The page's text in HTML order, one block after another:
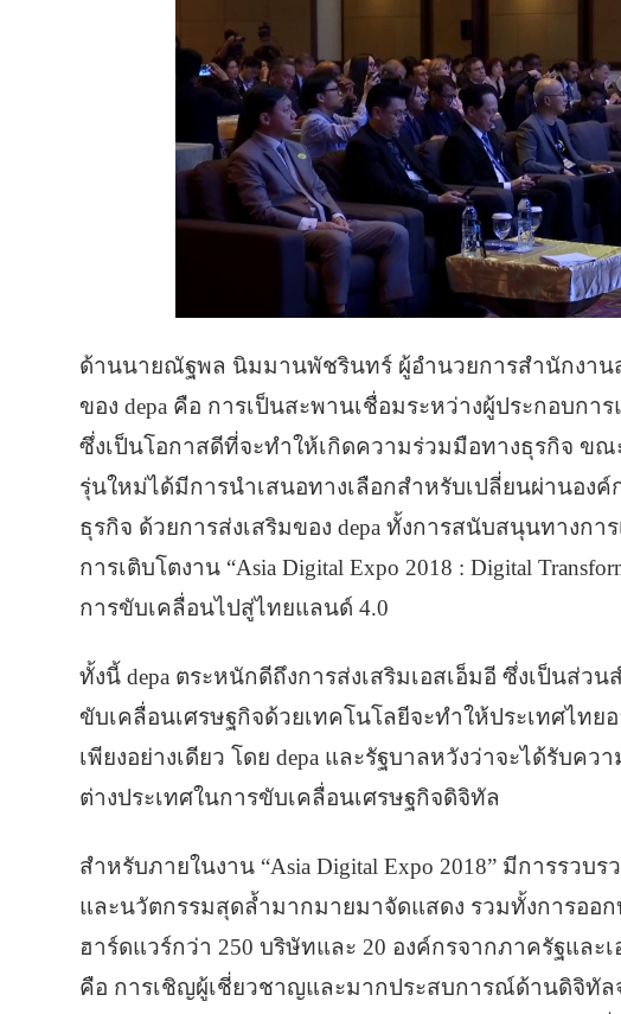
ด้านนายณัฐพล นิมมานพัชรินทร์ ผู้อำนวยการสำนักงาน
ของ depa คือ การเป็นสะพานเชื่อมระหว่างผู้ประกอบก
ซึ่งเป็นโอกาสดีที่จะทำให้เกิดความร่วมมือทางธุรกิจ ข
รุ่นใหม่ได้มีการนำเสนอทางเลือกสำหรับเปลี่ยนผ่านองค์
ธุรกิจ ด้วยการส่งเสริมของ depa ทั้งการสนับสนุนทางกา
การเติบโตงาน “Asia Digital Expo 2018 : Digital
การขับเคลื่อนไปสู่ไทยแลนด์ 4.0
ทั้งนี้ depa ตระหนักดีถึงการส่งเสริมเอสเอ็มอี ซึ่งเป็นส่ว
ขับเคลื่อนเศรษฐกิจด้วยเทคโนโลยีจะทำให้ประเทศไทย
เพียงอย่างเดียว โดย depa และรัฐบาลหวังว่าจะได้รับค
ต่างประเทศในการขับเคลื่อนเศรษฐกิจดิจิทัล
สำหรับภายในงาน “Asia Digital Expo 2018” มีการรว
และนวัตกรรมสุดล้ำมากมายมาจัดแสดง รวมทั้งการออ
ฮาร์ดแวร์กว่า 250 บริษัทและ 20 องค์กรจากภาครัฐแล
คือ การเชิญผู้เชี่ยวชาญและมากประสบการณ์ด้านดิจิทั